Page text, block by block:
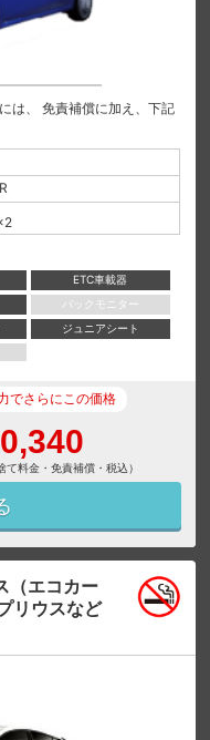
は、 免責補償に加え、下記
ETC車載器
バックモニター
ジュニアシート
でさらにこの価格
て料金・免責補償・税込）
（エコカー
リウスなど